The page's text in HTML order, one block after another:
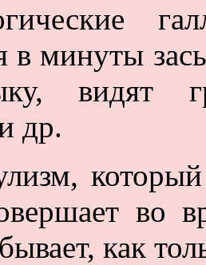
в минуты
видят
др.
во
как